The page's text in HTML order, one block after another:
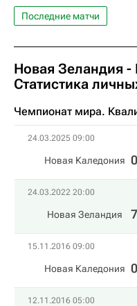
Последние матчи
Новая Зеландия
Статистика
Чемпионат мира.
24.03.2025 09:00
Новая Каледония 0
24.03.2022 20:00
Новая Зеландия 7
15.11.2016 09:00
Новая Каледония 0
12.11.2016 05:00